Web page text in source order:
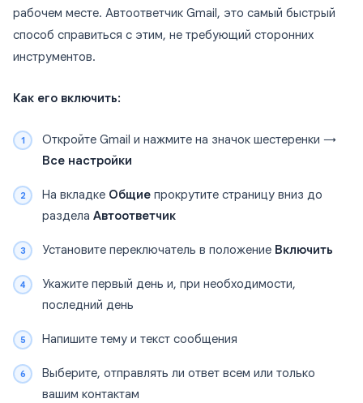
рабочем месте. Автоответчик Gmail, это самый быстрый
способ справиться с этим, не требующий сторонних
инструментов.
Как его включить:
Откройте Gmail и нажмите на значок шестеренки →
Все настройки
На вкладке Общие прокрутите страницу вниз до
раздела Автоответчик
Установите переключатель в положение Включить
Укажите первый день и, при необходимости,
последний день
Напишите тему и текст сообщения
Выберите, отправлять ли ответ всем или только
вашим контактам